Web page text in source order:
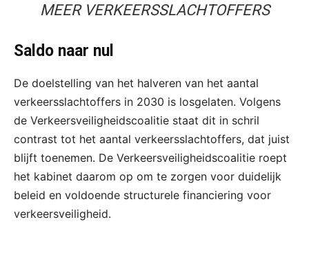
MEER VERKEERSSLACHTOFFERS
Saldo naar nul
De doelstelling van het halveren van het aantal
verkeersslachtoffers in 2030 is losgelaten. Volgens
de Verkeersveiligheidscoalitie staat dit in schril
contrast tot het aantal verkeersslachtoffers, dat juist
blijft toenemen. De Verkeersveiligheidscoalitie roept
het kabinet daarom op om te zorgen voor duidelijk
beleid en voldoende structurele financiering voor
verkeersveiligheid.